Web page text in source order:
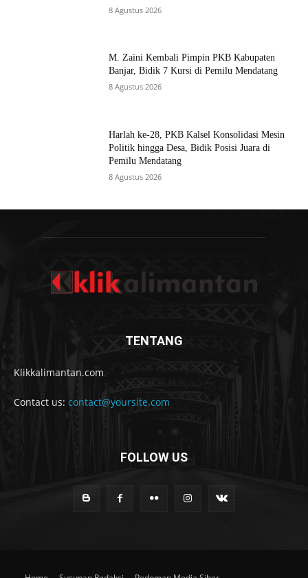
8 Agustus 2026
M. Zaini Kembali Pimpin PKB Kabupaten
Banjar, Bidik 7 Kursi di Pemilu Mendatang
8 Agustus 2026
Harlah ke-28, PKB Kalsel Konsolidasi Mesin
Politik hingga Desa, Bidik Posisi Juara di
Pemilu Mendatang
8 Agustus 2026
TENTANG
Klikkalimantan.com
Contact us: contact@yoursite.com
FOLLOW US